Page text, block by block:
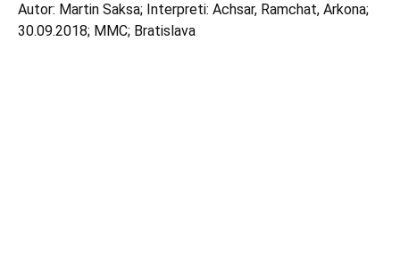
Autor: Martin Saksa; Interpreti: Achsar, Ramchat, Arkona;
30.09.2018; MMC; Bratislava